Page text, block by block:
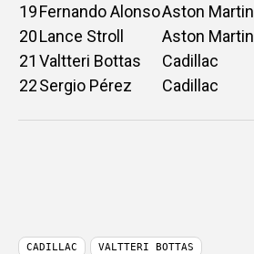
19Fernando AlonsoAston Martin
20Lance Stroll Aston Martin
21 Valtteri Bottas Cadillac
22Sergio Pérez Cadillac
CADILLAC VALTTERI BOTTAS